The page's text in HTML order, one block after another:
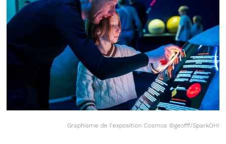
Graphisme de l’exposition Cosmos ©geofff/SparkOH!